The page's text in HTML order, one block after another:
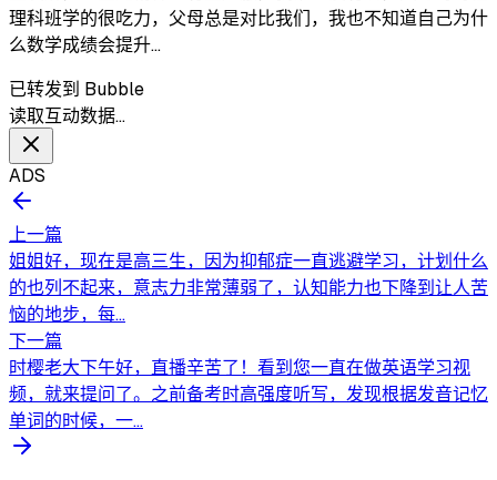
理科班学的很吃力，父母总是对比我们，我也不知道自己为什
么数学成绩会提升…
已转发到 Bubble
读取互动数据…
ADS
上一篇
姐姐好，现在是高三生，因为抑郁症一直逃避学习，计划什么
的也列不起来，意志力非常薄弱了，认知能力也下降到让人苦
恼的地步，每...
下一篇
时樱老大下午好，直播辛苦了！看到您一直在做英语学习视
频，就来提问了。之前备考时高强度听写，发现根据发音记忆
单词的时候，一...